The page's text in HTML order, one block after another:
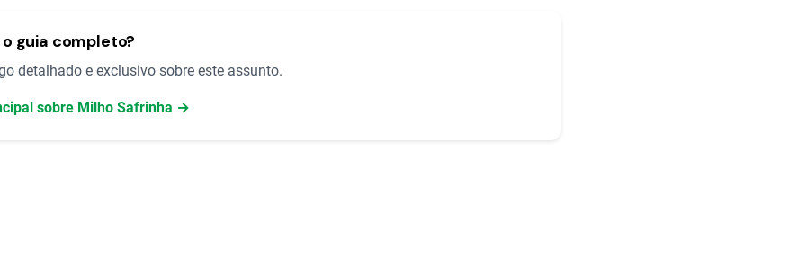
guia completo?
detalhado e exclusivo sobre este assunto.
sobre Milho Safrinha →